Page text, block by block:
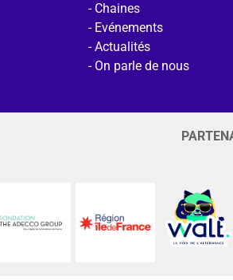
Chaines
Evénements
Actualités
On parle de nous